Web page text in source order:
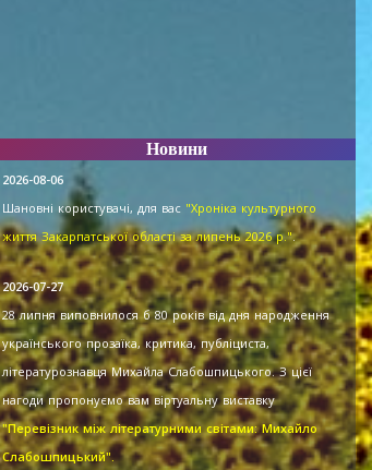
Новини
2026-08-06
Шановні користувачі, для вас "Хроніка культурного
життя Закарпатської області за липень 2026 р.".
2026-07-27
28 липня виповнилося б 80 років від дня народження
українського прозаїка, критика, публіциста,
літературознавця Михайла Слабошпицького. З цієї
нагоди пропонуємо вам віртуальну виставку
"Перевізник між літературними світами: Михайло
Слабошпицький".